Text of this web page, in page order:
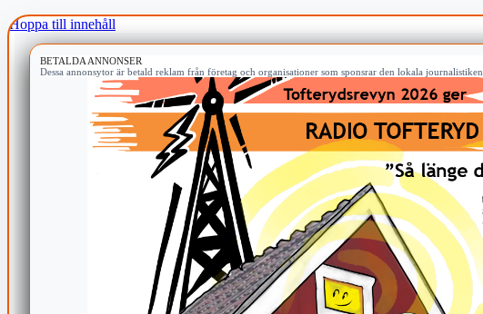
Hoppa till innehåll
BETALDA ANNONSER
Dessa annonsytor är betald reklam från företag och organisationer som sponsrar den lokala journalistiken.